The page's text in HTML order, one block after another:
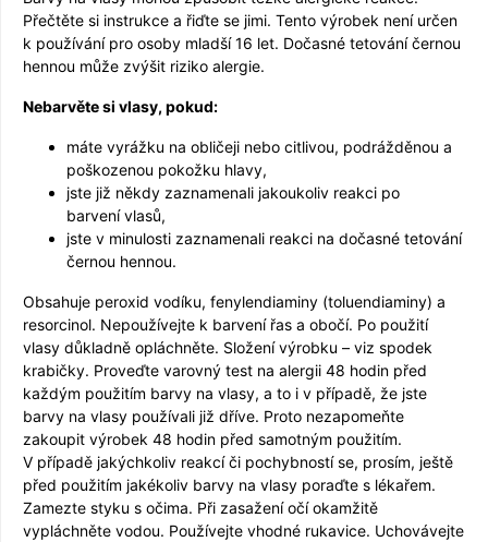
Přečtěte si instrukce a řiďte se jimi. Tento výrobek není určen
k používání pro osoby mladší 16 let. Dočasné tetování černou
hennou může zvýšit riziko alergie.
Nebarvěte si vlasy, pokud:
máte vyrážku na obličeji nebo citlivou, podrážděnou a
poškozenou pokožku hlavy,
jste již někdy zaznamenali jakoukoliv reakci po
barvení vlasů,
jste v minulosti zaznamenali reakci na dočasné tetování
černou hennou.
Obsahuje peroxid vodíku, fenylendiaminy (toluendiaminy) a
resorcinol. Nepoužívejte k barvení řas a obočí. Po použití
vlasy důkladně opláchněte. Složení výrobku – viz spodek
krabičky. Proveďte varovný test na alergii 48 hodin před
každým použitím barvy na vlasy, a to i v případě, že jste
barvy na vlasy používali již dříve. Proto nezapomeňte
zakoupit výrobek 48 hodin před samotným použitím.
V případě jakýchkoliv reakcí či pochybností se, prosím, ještě
před použitím jakékoliv barvy na vlasy poraďte s lékařem.
Zamezte styku s očima. Při zasažení očí okamžitě
vypláchněte vodou. Používejte vhodné rukavice. Uchovávejte